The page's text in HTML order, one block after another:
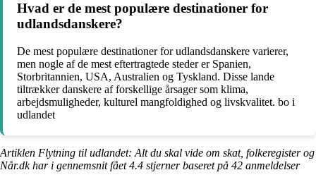
Hvad er de mest populære destinationer for
udlandsdanskere?
De mest populære destinationer for udlandsdanskere varierer,
men nogle af de mest eftertragtede steder er Spanien,
Storbritannien, USA, Australien og Tyskland. Disse lande
tiltrækker danskere af forskellige årsager som klima,
arbejdsmuligheder, kulturel mangfoldighed og livskvalitet. bo i
udlandet
Artiklen Flytning til udlandet: Alt du skal vide om skat, folkeregister og
Når.dk har i gennemsnit fået4.4 stjerner baseret på 42 anmeldelser